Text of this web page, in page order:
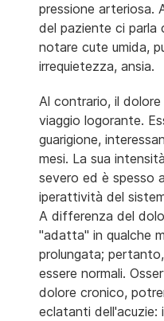
pressione arteriosa.
del paziente ci parla
notare cute umida,
irrequietezza, ansia.
Al contrario, il
viaggio logorante.
guarigione,
mesi. La sua
severo ed è spesso
iperattività del
A differenza del
"adatta" in qualche
prolungata;
essere normali.
dolore cronico,
eclatanti dell'acuzie: